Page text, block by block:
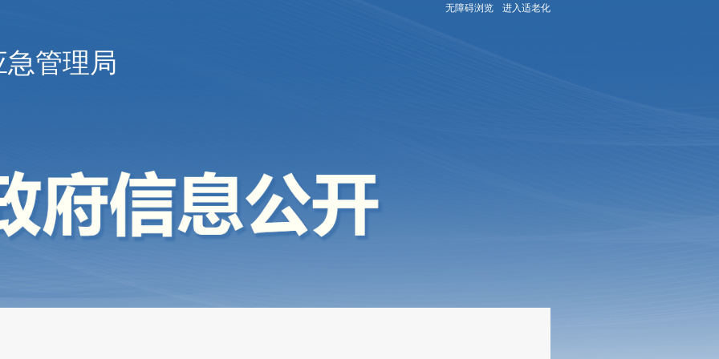
无障碍浏览 进入适老化
管理局